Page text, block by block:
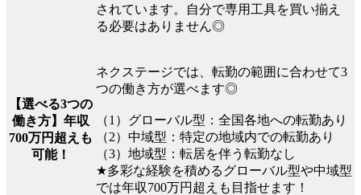
されています。自分で専用工具を買い揃え
る必要はありません◎
【選べる3つの
働き方】年収
700万円超えも
可能！
ネクステージでは、転勤の範囲に合わせて3
つの働き方が選べます◎
（1）グローバル型：全国各地への転勤あり
（2）中域型：特定の地域内での転勤あり
（3）地域型：転居を伴う転勤なし
★多彩な経験を積めるグローバル型や中域型
では年収700万円超えも目指せます！